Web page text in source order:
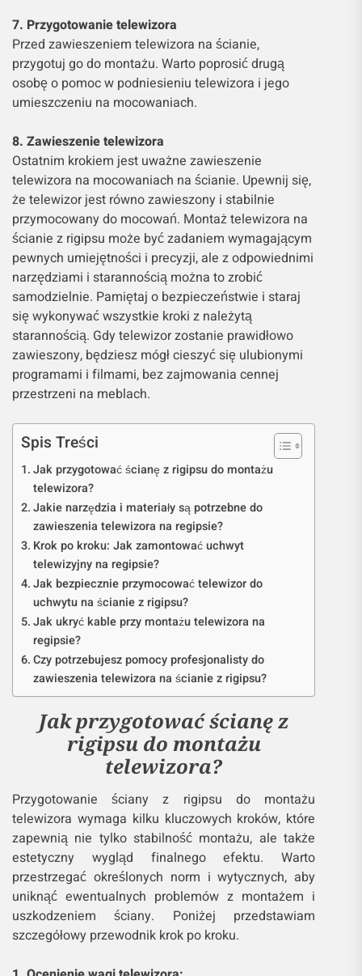
7. Przygotowanie telewizora
Przed zawieszeniem telewizora na ścianie,
przygotuj go do montażu. Warto poprosić drugą
osobę o pomoc w podniesieniu telewizora i jego
umieszczeniu na mocowaniach.
8. Zawieszenie telewizora
Ostatnim krokiem jest uważne zawieszenie
telewizora na mocowaniach na ścianie. Upewnij się,
że telewizor jest równo zawieszony i stabilnie
przymocowany do mocowań. Montaż telewizora na
ścianie z rigipsu może być zadaniem wymagającym
pewnych umiejętności i precyzji, ale z odpowiednimi
narzędziami i starannością można to zrobić
samodzielnie. Pamiętaj o bezpieczeństwie i staraj
się wykonywać wszystkie kroki z należytą
starannością. Gdy telewizor zostanie prawidłowo
zawieszony, będziesz mógł cieszyć się ulubionymi
programami i filmami, bez zajmowania cennej
przestrzeni na meblach.
Spis Treści
Jak przygotować ścianę z rigipsu do montażu
telewizora?
Jakie narzędzia i materiały są potrzebne do
zawieszenia telewizora na regipsie?
Krok po kroku: Jak zamontować uchwyt
telewizyjny na regipsie?
Jak bezpiecznie przymocować telewizor do
uchwytu na ścianie z rigipsu?
Jak ukryć kable przy montażu telewizora na
regipsie?
Czy potrzebujesz pomocy profesjonalisty do
zawieszenia telewizora na ścianie z rigipsu?
Jak przygotować ścianę z
rigipsu do montażu
telewizora?
Przygotowanie ściany z rigipsu do montażu
telewizora wymaga kilku kluczowych kroków, które
zapewnią nie tylko stabilność montażu, ale także
estetyczny wygląd finalnego efektu. Warto
przestrzegać określonych norm i wytycznych, aby
uniknąć ewentualnych problemów z montażem i
uszkodzeniem ściany. Poniżej przedstawiam
szczegółowy przewodnik krok po kroku.